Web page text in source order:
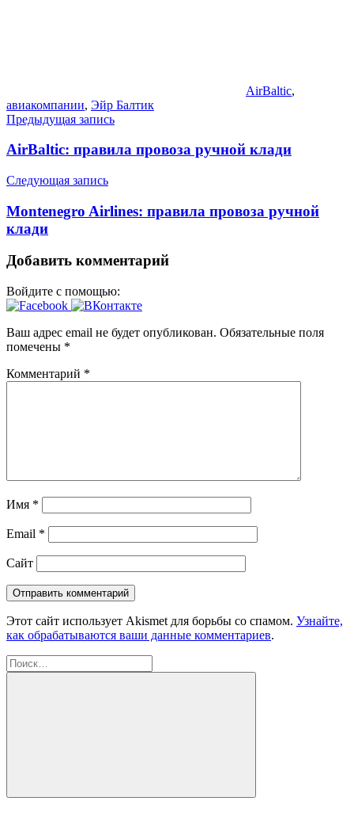
AirBaltic,
авиакомпании, Эйр Балтик
Навигация
по
Предыдущая запись
AirBaltic: правила провоза ручной клади
Следующая запись
Montenegro Airlines: правила провоза ручной
клади
Добавить комментарий
Войдите с помощью:
Ваш адрес email не будет опубликован. Обязательные поля
помечены *
Комментарий *
Имя *
Email *
Сайт
Этот сайт использует Akismet для борьбы со спамом. Узнайте,
как обрабатываются ваши данные комментариев.
Найти:
Поиск